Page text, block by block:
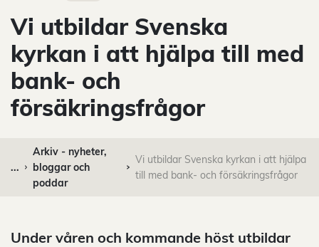
Vi utbildar Svenska
kyrkan i att hjälpa till med
bank- och
försäkringsfrågor
...
Arkiv - nyheter,
bloggar och
poddar
Vi utbildar Svenska kyrkan i att hjälpa
till med bank- och försäkringsfrågor
Under våren och kommande höst utbildar